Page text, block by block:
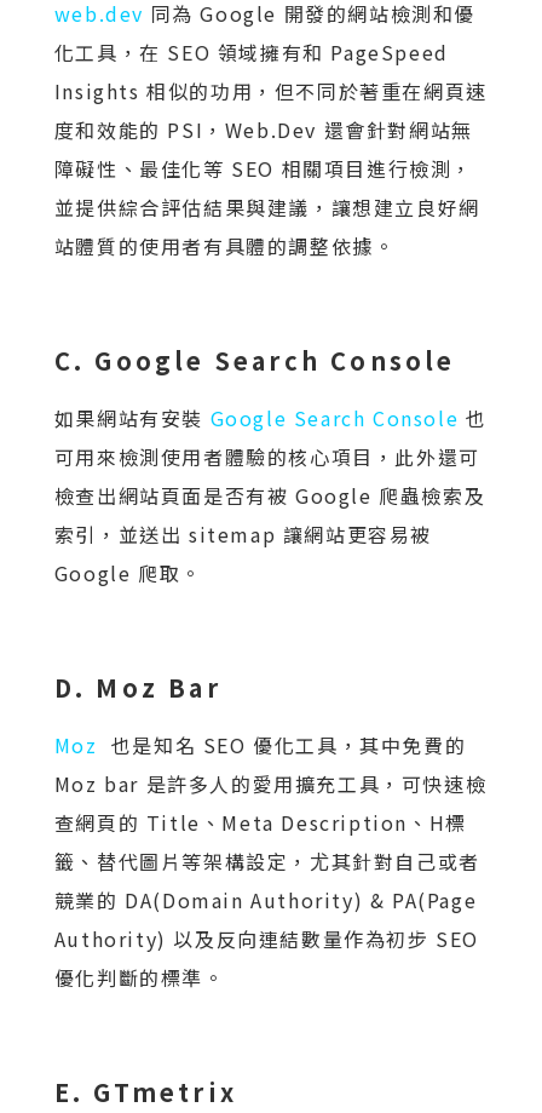
web.dev 同為 Google 開發的網站檢測和優
化工具，在 SEO 領域擁有和 PageSpeed
Insights 相似的功用，但不同於著重在網頁速
度和效能的 PSI，Web.Dev 還會針對網站無
障礙性、最佳化等 SEO 相關項目進行檢測，
並提供綜合評估結果與建議，讓想建立良好網
站體質的使用者有具體的調整依據。
C. Google Search Console
如果網站有安裝 Google Search Console 也
可用來檢測使用者體驗的核心項目，此外還可
檢查出網站頁面是否有被 Google 爬蟲檢索及
索引，並送出 sitemap 讓網站更容易被
Google 爬取。
D. Moz Bar
Moz 也是知名 SEO 優化工具，其中免費的
Moz bar 是許多人的愛用擴充工具，可快速檢
查網頁的 Title、Meta Description、H標
籤、替代圖片等架構設定，尤其針對自己或者
競業的 DA(Domain Authority) & PA(Page
Authority) 以及反向連結數量作為初步 SEO
優化判斷的標準。
E. GTmetrix